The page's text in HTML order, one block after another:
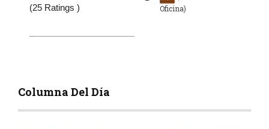
(25 Ratings )
Oficina)
Columna Del Día